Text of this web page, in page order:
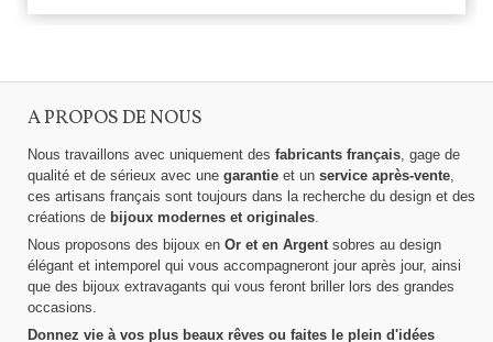
A PROPOS DE NOUS
Nous travaillons avec uniquement des fabricants français, gage de
qualité et de sérieux avec une garantie et un service après-vente,
ces artisans français sont toujours dans la recherche du design et des
créations de bijoux modernes et originales.
Nous proposons des bijoux en Or et en Argentsobres au design
élégant et intemporel qui vous accompagneront jour après jour, ainsi
que des bijoux extravagants qui vous feront briller lors des grandes
occasions.
Donnez vie à vos plus beaux rêves ou faites le plein d'idées